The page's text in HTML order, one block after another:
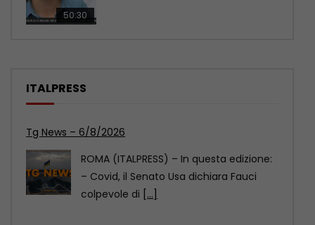
50:30
ITALPRESS
Tg News – 6/8/2026
ROMA (ITALPRESS) – In questa edizione:
– Covid, il Senato Usa dichiara Fauci
colpevole di [...]